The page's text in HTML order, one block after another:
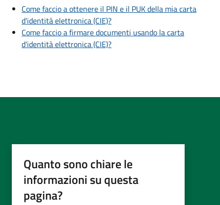
Come faccio a ottenere il PIN e il PUK della mia carta
d'identità elettronica (CIE)?
Come faccio a firmare documenti usando la carta
d'identità elettronica (CIE)?
Quanto sono chiare le
informazioni su questa
pagina?